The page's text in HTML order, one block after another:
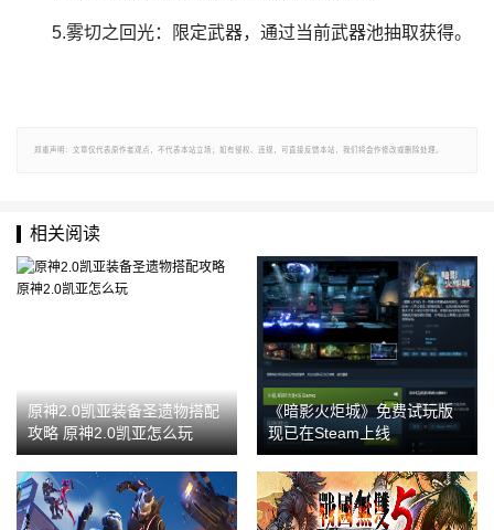
5.雾切之回光：限定武器，通过当前武器池抽取获得。
郑重声明：文章仅代表原作者观点，不代表本站立场；如有侵权、违规，可直接反馈本站，我们将会作修改或删除处理。
相关阅读
原神2.0凯亚装备圣遗物搭配
攻略 原神2.0凯亚怎么玩
《暗影火炬城》免费试玩版
现已在Steam上线